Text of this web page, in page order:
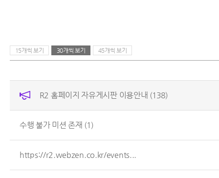
15개씩 보기 30개씩 보기 45개씩 보기
R2 홈페이지 자유게시판 이용안내 (138)
수행 불가 미션 존재 (1)
https://r2.webzen.co.kr/events...